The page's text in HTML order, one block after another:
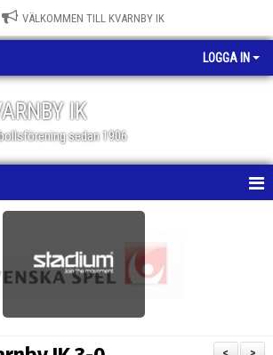
VÄLKOMMEN TILL KVARNBY IK
LOGGA IN
IK
sedan 1906